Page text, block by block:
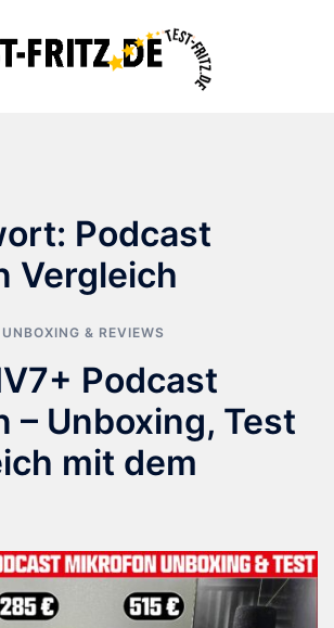
Podcast
Vergleich
UNBOXING & REVIEWS
Podcast
– Unboxing, Test
mit dem